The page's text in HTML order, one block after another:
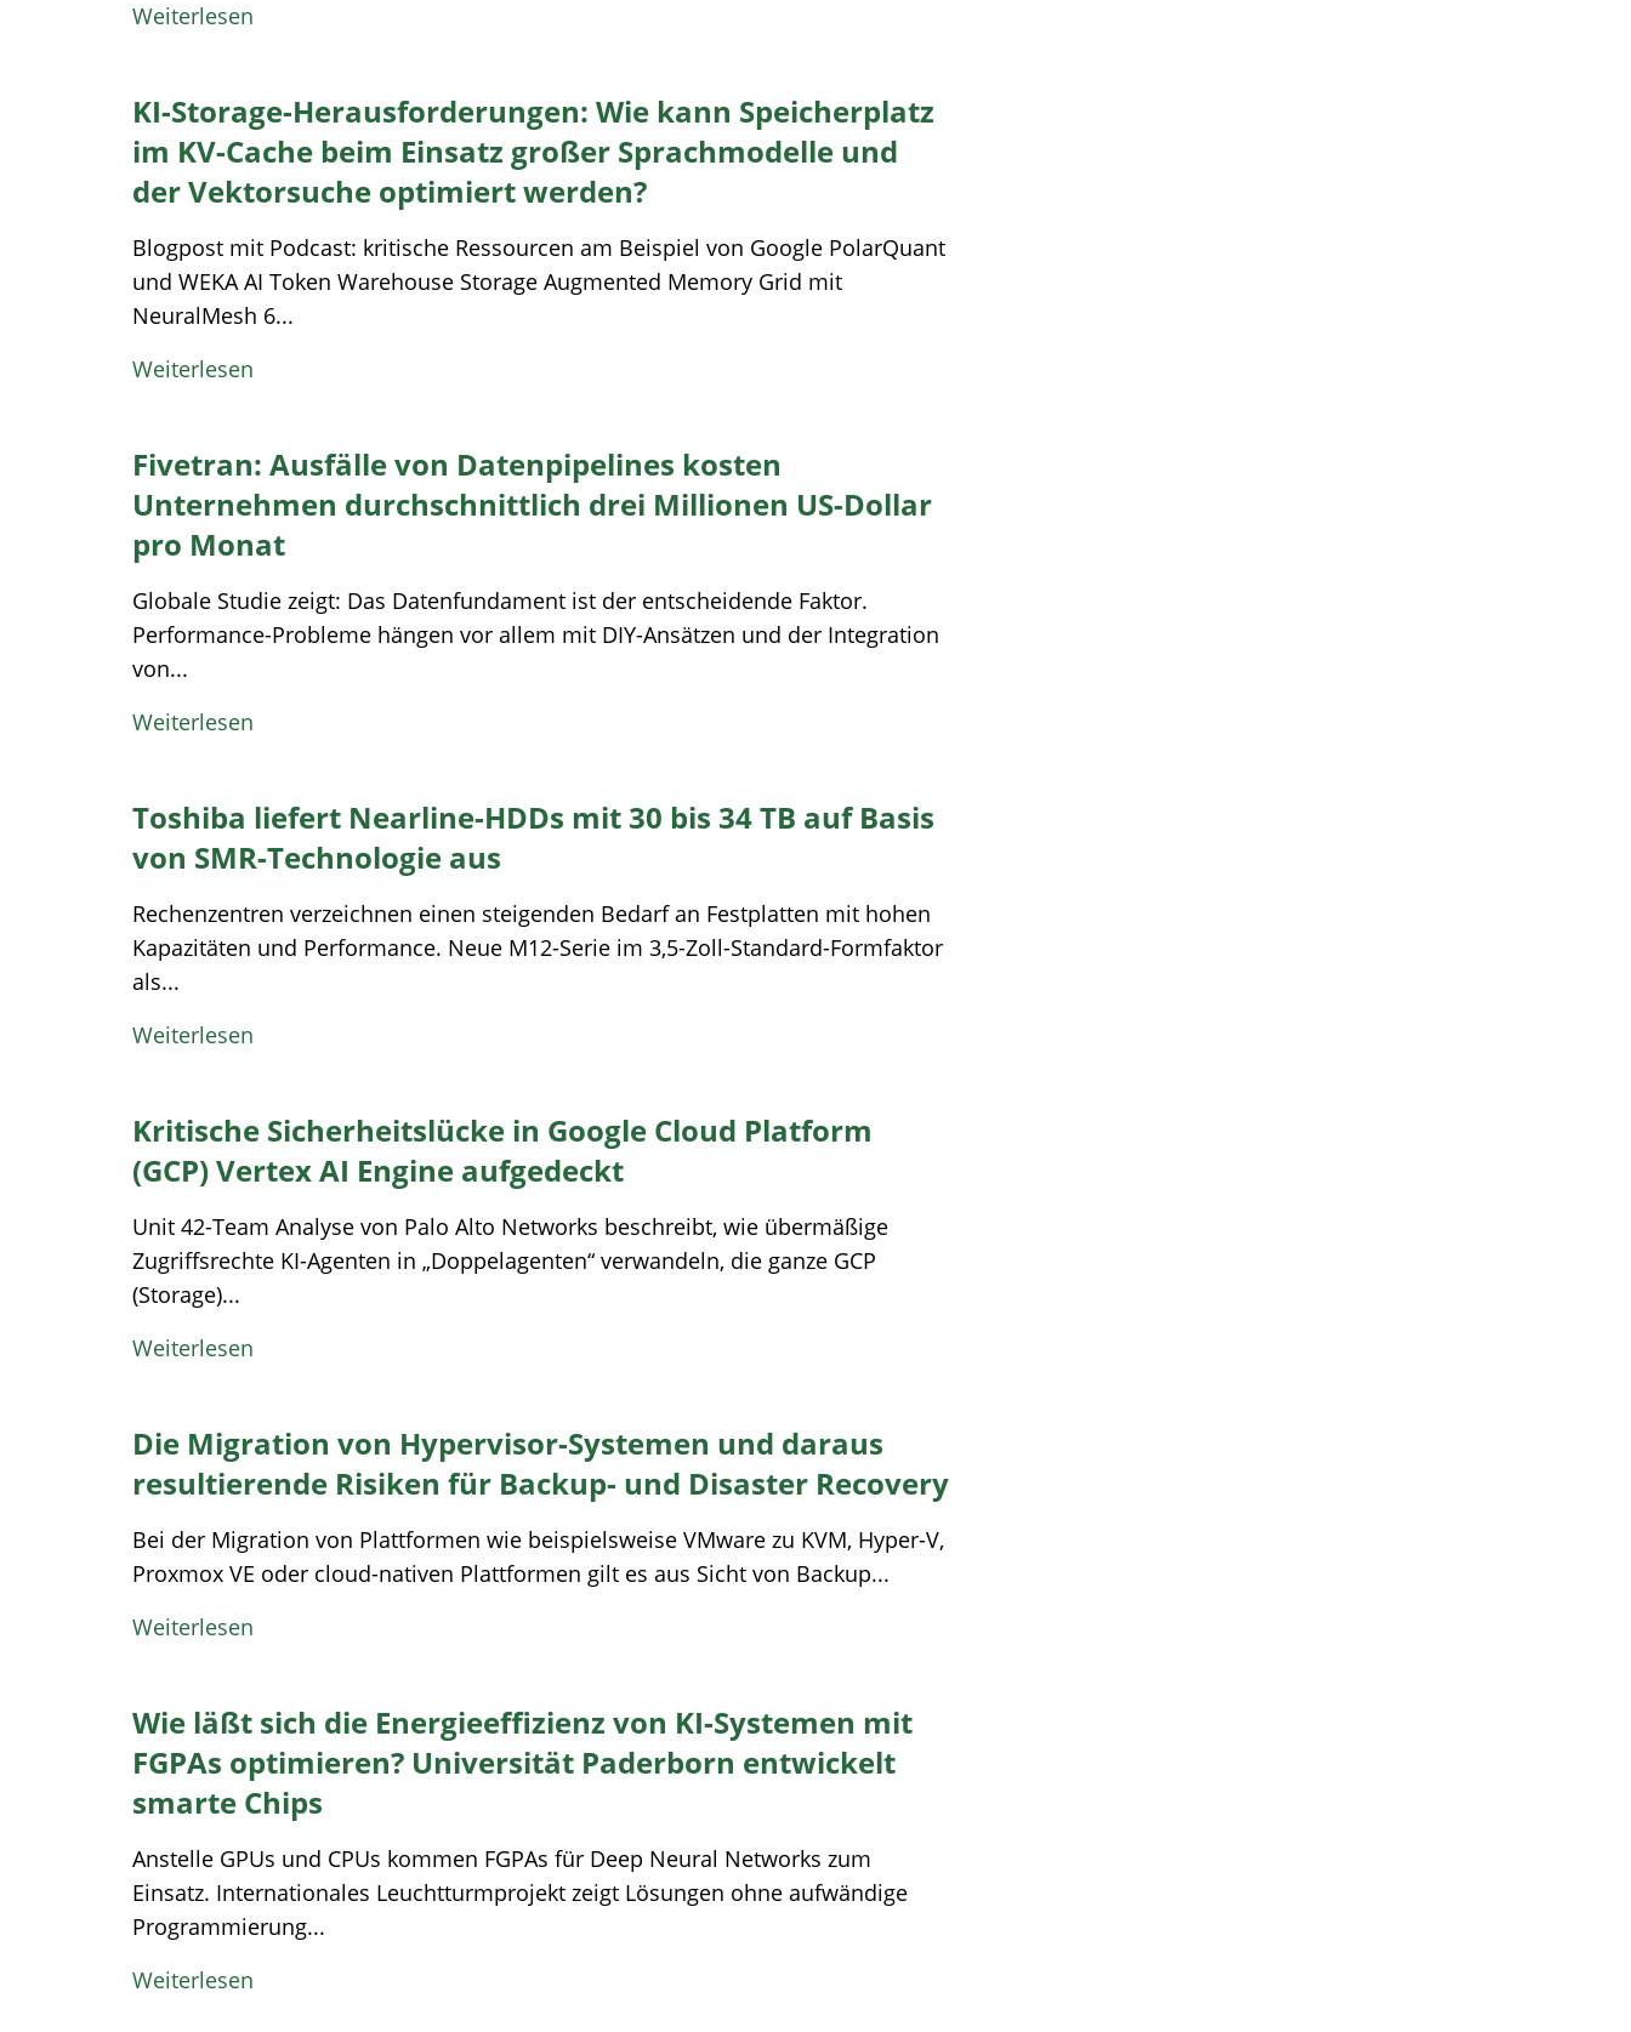
Weiterlesen
KI-Storage-Herausforderungen: Wie kann Speicherplatz
im KV-Cache beim Einsatz großer Sprachmodelle und
der Vektorsuche optimiert werden?
Blogpost mit Podcast: kritische Ressourcen am Beispiel von Google PolarQuant
und WEKA AI Token Warehouse Storage Augmented Memory Grid mit
NeuralMesh 6...
Weiterlesen
Fivetran: Ausfälle von Datenpipelines kosten
Unternehmen durchschnittlich drei Millionen US-Dollar
pro Monat
Globale Studie zeigt: Das Datenfundament ist der entscheidende Faktor.
Performance-Probleme hängen vor allem mit DIY-Ansätzen und der Integration
von...
Weiterlesen
Toshiba liefert Nearline-HDDs mit 30 bis 34 TB auf Basis
von SMR-Technologie aus
Rechenzentren verzeichnen einen steigenden Bedarf an Festplatten mit hohen
Kapazitäten und Performance. Neue M12-Serie im 3,5-Zoll-Standard-Formfaktor
als...
Weiterlesen
Kritische Sicherheitslücke in Google Cloud Platform
(GCP) Vertex AI Engine aufgedeckt
Unit 42-Team Analyse von Palo Alto Networks beschreibt, wie übermäßige
Zugriffsrechte KI-Agenten in „Doppelagenten“ verwandeln, die ganze GCP
(Storage)...
Weiterlesen
Die Migration von Hypervisor-Systemen und daraus
resultierende Risiken für Backup- und Disaster Recovery
Bei der Migration von Plattformen wie beispielsweise VMware zu KVM, Hyper-V,
Proxmox VE oder cloud-nativen Plattformen gilt es aus Sicht von Backup...
Weiterlesen
Wie läßt sich die Energieeffizienz von KI-Systemen mit
FGPAs optimieren? Universität Paderborn entwickelt
smarte Chips
Anstelle GPUs und CPUs kommen FGPAs für Deep Neural Networks zum
Einsatz. Internationales Leuchtturmprojekt zeigt Lösungen ohne aufwändige
Programmierung...
Weiterlesen